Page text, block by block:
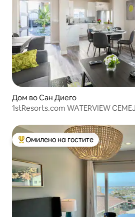
Дом во Сан Диего
1stResorts.com WATERVIEW
Меѓу најуспешните „Омилени на
Омилено на гостите